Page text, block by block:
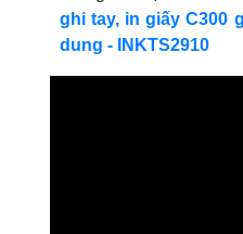
ghi tay, in giấy C300
dung - INKTS2910